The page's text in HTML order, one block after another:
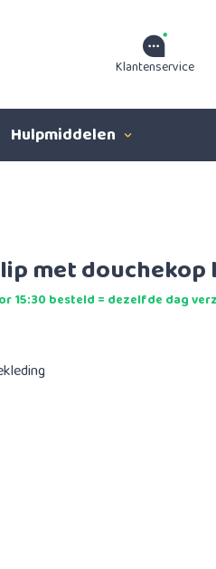
Klantenservice
Hulpmiddelen
met douchekop
15:30 besteld = dezelfde dag